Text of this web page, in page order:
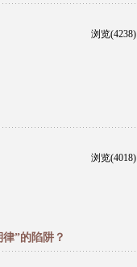
浏览(4238)
浏览(4018)
”的陷阱？